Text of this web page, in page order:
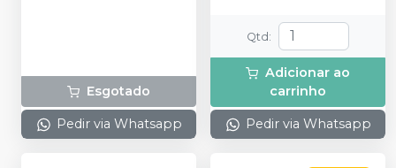
Esgotado
Pedir via Whatsapp
Qtd:
Adicionar ao
carrinho
Pedir via Whatsapp